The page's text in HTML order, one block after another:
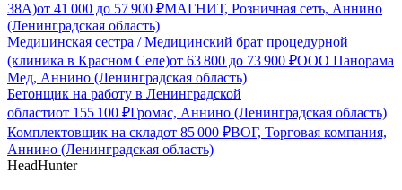
38А)от 41 000 до 57 900 ₽МАГНИТ, Розничная сеть, Аннино
(Ленинградская область)
Медицинская сестра / Медицинский брат процедурной
(клиника в Красном Селе)от 63 800 до 73 900 ₽ООО Панорама
Мед, Аннино (Ленинградская область)
Бетонщик на работу в Ленинградской
областиот 155 100 ₽Громас, Аннино (Ленинградская область)
Комплектовщик на складот 85 000 ₽ВОГ, Торговая компания,
Аннино (Ленинградская область)
HeadHunter